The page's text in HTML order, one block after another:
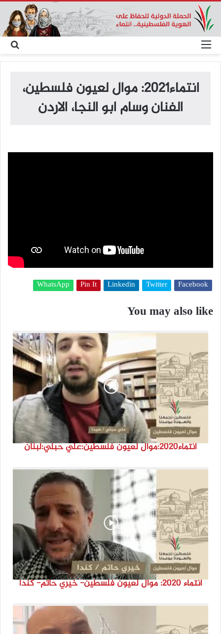
عن
انتماء2021: موال لعيون فلسطين،
الفنان وسام ابو النجا، الاردن
Facebook
Twitter
Linkedin
Pin It
WhatsApp
You may also like
انتماء2020:موال لعيون فلسطين:علي حبلي:لبنان
انتماء 2020: موال لعيون فلسطين- خيري حاتم- كندا